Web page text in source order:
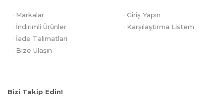
· Markalar
· İndirimli Ürünler
· İade Talimatları
· Bize Ulaşın
· Giriş Yapın
· Karşılaştırma Listem
Bizi Takip Edin!